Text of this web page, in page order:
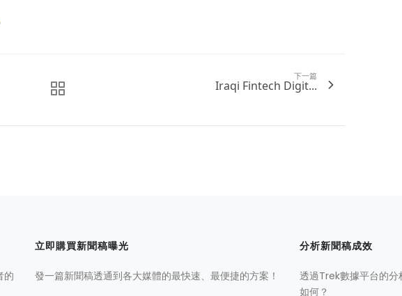
下一篇
Iraqi Fintech Digit...
的
立即購買新聞稿曝光
發一篇新聞稿透通到各大媒體的最快速、最便捷的方案！
分析新聞稿成效
透過Trek數據平台的
如何？